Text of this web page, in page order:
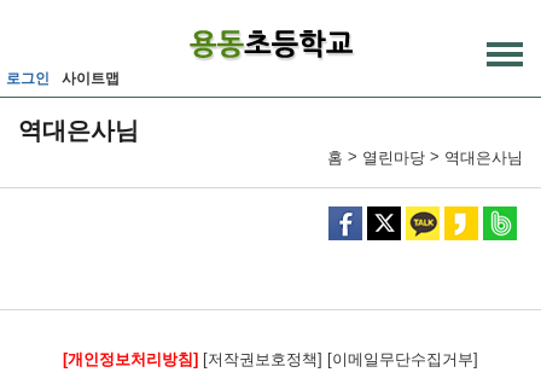
로그인 사이트맵
역대은사님
홈 > 열린마당 > 역대은사님
[개인정보처리방침] [저작권보호정책] [이메일무단수집거부]